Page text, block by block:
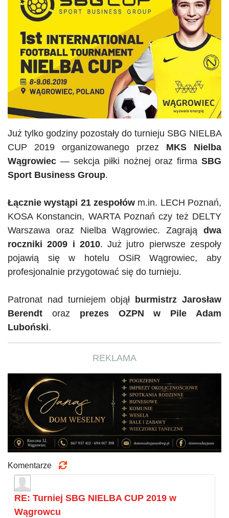
Już tylko godziny pozostały do turnieju SBG NIELBA
CUP 2019 organizowanego przez MKS Nielba
Wągrowiec — sekcja piłki nożnej oraz firma SBG
Sport Business Group.
Łącznie wystąpi 21 zespołów m.in. LECH Poznań,
KOSA Konstancin, WARTA Poznań czy też DELTY
Warszawa oraz NielbaWągrowiec. Zagrajądwa
roczniki 2009 i 2010. Już jutro pierwsze zespoły
pojawią się w hotelu OSiR Wągrowiec, aby
profesjonalnie przygotować się do turnieju.
Patronat nad turniejem objął
burmistrz Jarosław
Berendt oraz prezes OZPN w Pile Adam
Luboński.
REKLAMA
Komentarze
RE: Turniej SBG NIELBA CUP 2019 w
Wągrowcu